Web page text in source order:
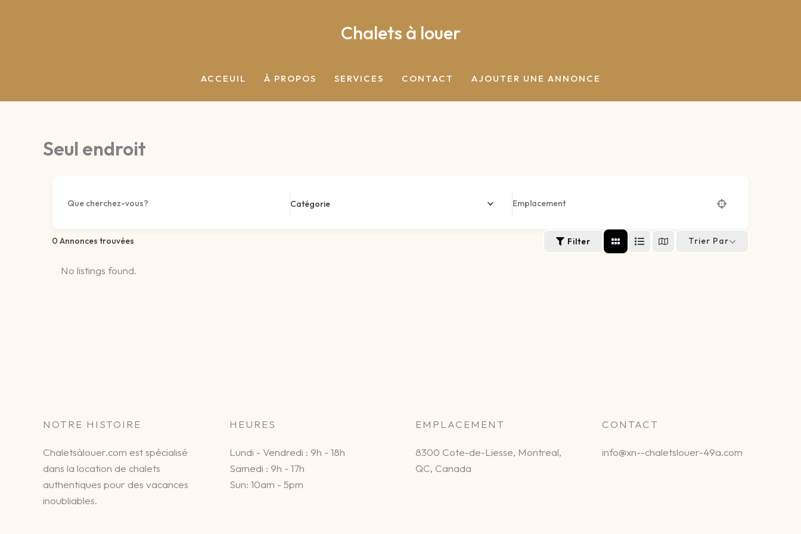
Chalets à louer
ACCEUIL À PROPOS SERVICES CONTACT AJOUTER UNE ANNONCE
Seul endroit
Catégorie
0 Annonces trouvées Filter Trier Par
No listings found.
NOTRE HISTOIRE
Chaletsàlouer.com est spécialisé
dans la location de chalets
authentiques pour des vacances
inoubliables.
HEURES
Lundi - Vendredi : 9h - 18h
Samedi : 9h - 17h
Sun: 10am - 5pm
EMPLACEMENT
8300 Cote-de-Liesse, Montreal,
QC, Canada
CONTACT
info@xn--chaletslouer-49a.com